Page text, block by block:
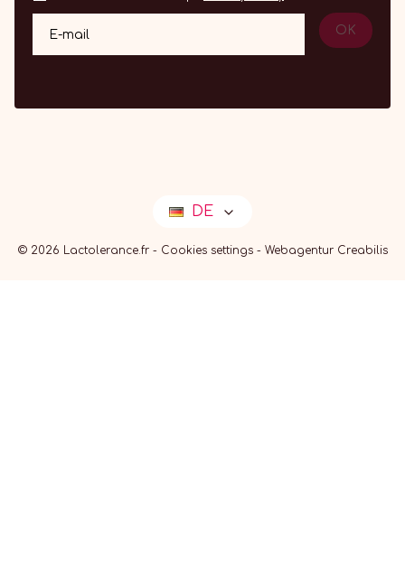
E-mail OK
DE
© 2026 Lactolerance.fr - Cookies settings- Webagentur Creabilis